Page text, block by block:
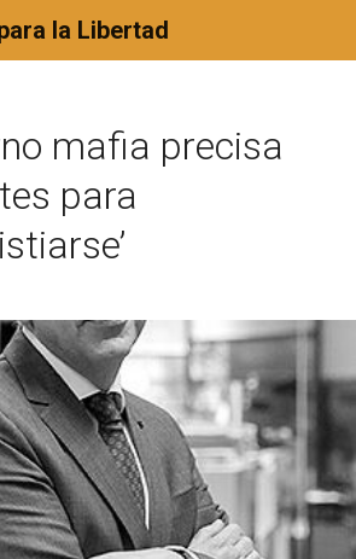
la Libertad
mafia precisa
para